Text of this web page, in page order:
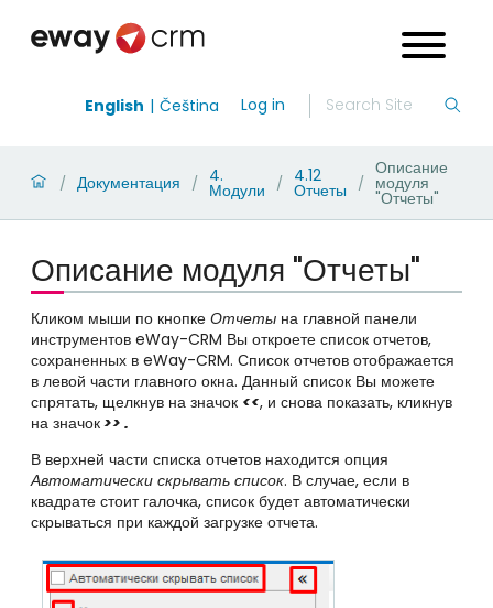
English Čeština Log in
/ Документация / 4.
Модули / 4.12
Отчеты /
Описание
модуля
"Отчеты"
Описание модуля "Отчеты"
Кликом мыши по кнопке Отчеты на главной панели
инструментов eWay-CRM Вы откроете список отчетов,
сохраненных в eWay-CRM. Список отчетов отображается
в левой части главного окна. Данный список Вы можете
спрятать, щелкнув на значок <<, и снова показать, кликнув
на значок>> .
В верхней части списка отчетов находится опция
Автоматически скрывать список. В случае, если в
квадрате стоит галочка, список будет автоматически
скрываться при каждой загрузке отчета.